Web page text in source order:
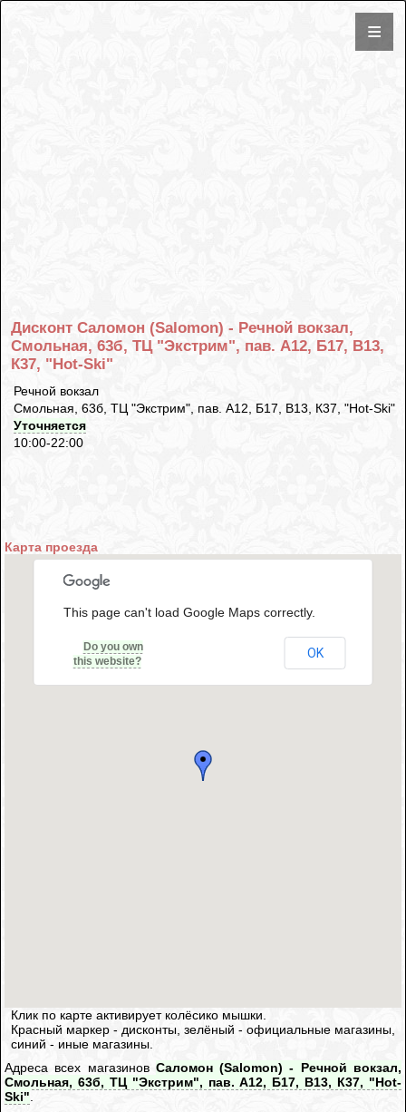
Дисконт Саломон (Salomon) - Речной вокзал,
Смольная, 63б, ТЦ "Экстрим", пав. А12, Б17, В13,
К37, "Hot-Ski"
Речной вокзал
Смольная, 63б, ТЦ "Экстрим", пав. А12, Б17, В13, К37, "Hot-Ski"
Уточняется
10:00-22:00
Карта проезда
This page can't load Google Maps correctly.
Do you own
this website?
OK
Клик по карте активирует колёсико мышки.
Красный маркер - дисконты, зелёный - официальные магазины,
синий - иные магазины.
Адреса всех магазинов Саломон (Salomon) - Речной вокзал,
Смольная, 63б, ТЦ "Экстрим", пав. А12, Б17, В13, К37, "Hot-
Ski".